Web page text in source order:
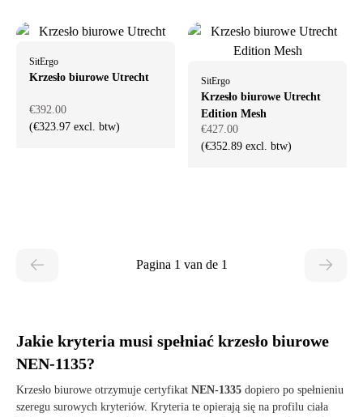
SitErgo
Krzesło biurowe Utrecht
€392.00
(€323.97 excl. btw)
SitErgo
Krzesło biurowe Utrecht
Edition Mesh
€427.00
(€352.89 excl. btw)
Pagina 1 van de 1
Jakie kryteria musi spełniać krzesło biurowe
NEN-1135?
Krzesło biurowe otrzymuje certyfikat NEN-1335 dopiero po spełnieniu
szeregu surowych kryteriów. Kryteria te opierają się na profilu ciała